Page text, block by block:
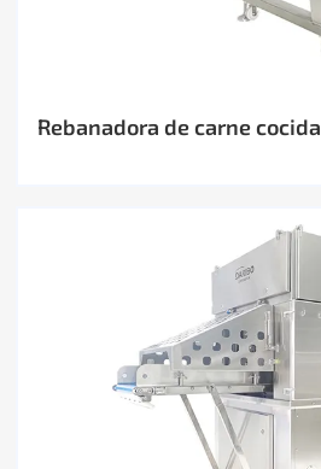
Rebanadora de carne cocida